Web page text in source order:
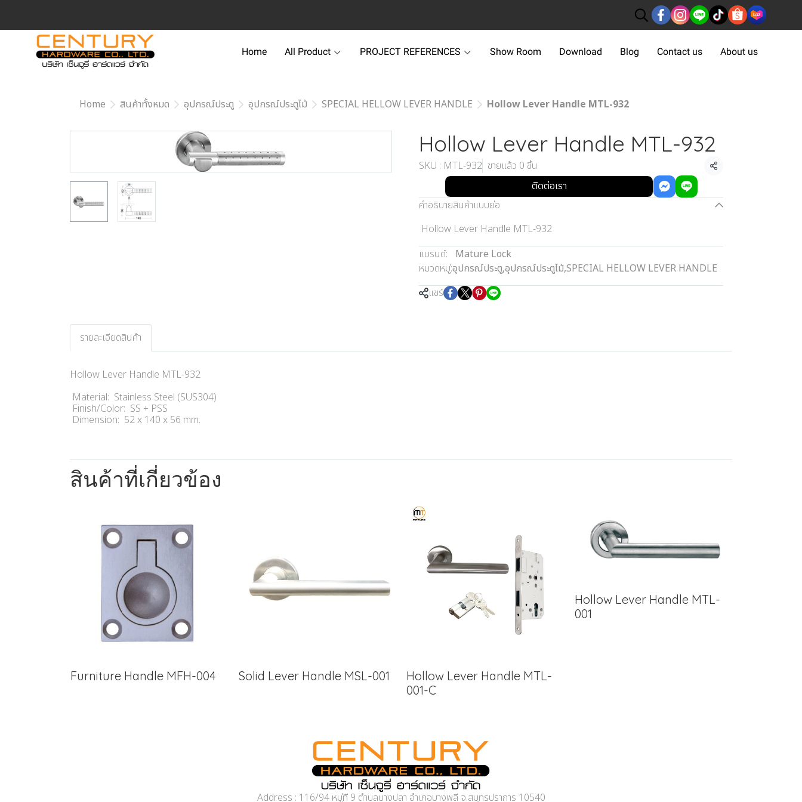
Home All Product PROJECT REFERENCES Show Room Download Blog Contact us About us
Home สินค้าทั้งหมด อุปกรณ์ประตู อุปกรณ์ประตูไม้ SPECIAL HELLOW LEVER HANDLE Hollow Lever Handle MTL-932
Hollow Lever Handle MTL-932
SKU : MTL-932 ขายแล้ว 0 ชิ้น
แชร์
ติดต่อเรา
คำอธิบายสินค้าแบบย่อ
Hollow Lever Handle MTL-932
แบรนด์:
Mature Lock
หมวดหมู่:อุปกรณ์ประตู,อุปกรณ์ประตูไม้,SPECIAL HELLOW LEVER HANDLE
แชร์
รายละเอียดสินค้า
Hollow Lever Handle MTL-932
Material: Stainless Steel (SUS304)
Finish/Color: SS + PSS
Dimension: 52 x 140 x 56 mm.
สินค้าที่เกี่ยวข้อง
Furniture Handle MFH-004 Solid Lever Handle MSL-001
Hollow Lever Handle MTL-
001-C
Hollow Lever Handle MTL-
001
Address : 116/94 หมู่ที่ 9 ตำบลบางปลา อำเภอบางพลี จ.สมุทรปราการ 10540